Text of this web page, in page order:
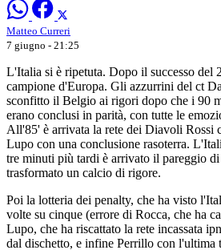
Matteo Curreri
7 giugno - 21:25
L'Italia si è ripetuta. Dopo il successo del
campione d'Europa. Gli azzurrini del ct
sconfitto il Belgio ai rigori dopo che i 90
erano conclusi in parità, con tutte le
All'85' è arrivata la rete dei Diavoli Rossi
Lupo con una conclusione rasoterra.
tre minuti più tardi è arrivato il pareggio di
trasformato un calcio di rigore.
Poi la lotteria dei penalty, che ha visto
volte su cinque (errore di Rocca, che ha
Lupo, che ha riscattato la rete incassata
dal dischetto, e infine Perrillo con l'ultima